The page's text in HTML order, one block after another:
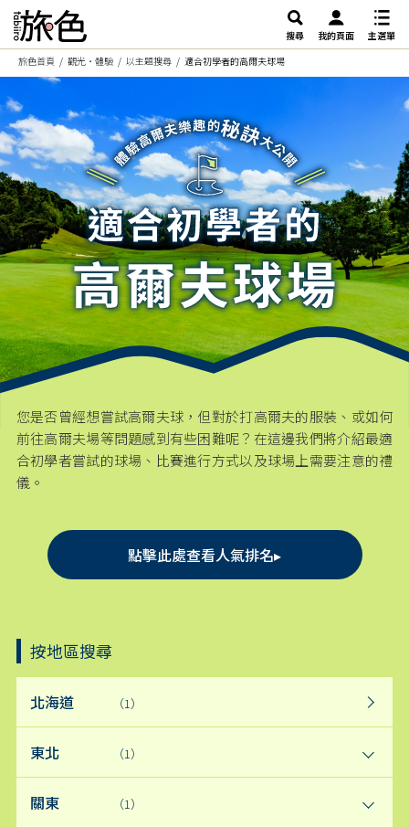
搜尋 我的頁面
主選單
旅色首頁
觀光・體驗 以主題搜尋 適合初學者的高爾夫球場
您是否曾經想嘗試高爾夫球，但對於打高爾夫的服裝、或如何
前往高爾夫場等問題感到有些困難呢？在這邊我們將介紹最適
合初學者嘗試的球場、比賽進行方式以及球場上需要注意的禮
儀。
點擊此處查看人氣排名▸
按地區搜尋
北海道 （1）
東北 （1）
關東 （1）